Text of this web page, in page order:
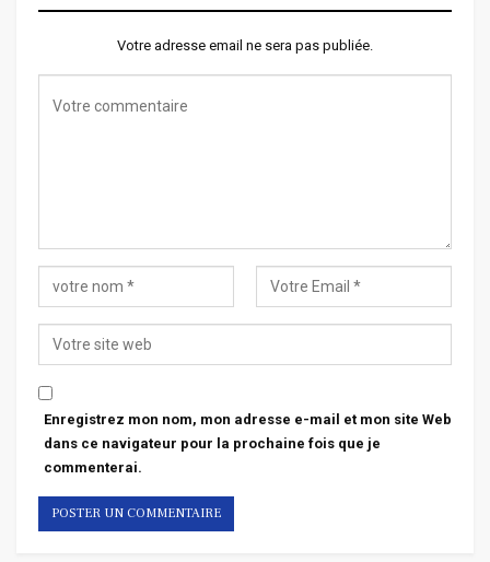
Votre adresse email ne sera pas publiée.
Enregistrez mon nom, mon adresse e-mail et mon site Web
dans ce navigateur pour la prochaine fois que je
commenterai.